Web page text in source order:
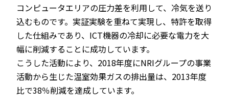
コンピュータエリアの圧力差を利用して、冷気を送り
込むものです。実証実験を重ねて実現し、特許を取得
した仕組みであり、ICT機器の冷却に必要な電力を大
幅に削減することに成功しています。
こうした活動により、2018年度にNRIグループの事業
活動から生じた温室効果ガスの排出量は、2013年度
比で38％削減を達成しています。